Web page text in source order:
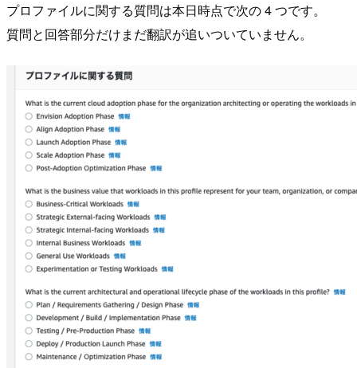
プロファイルに関する質問は本日時点で次の 4 つです。
質問と回答部分だけまだ翻訳が追いついていません。